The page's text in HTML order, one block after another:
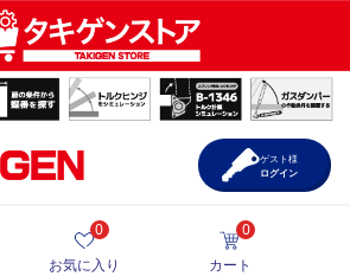
0
お気に入り
0
カート
ゲスト様
ログイン